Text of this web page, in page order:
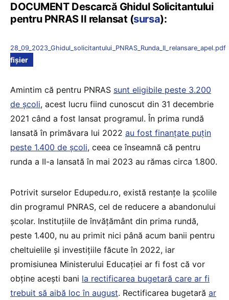
DOCUMENT Descarcă Ghidul Solicitantului
pentru PNRAS II relansat (sursa):
28_09_2023_Ghidul_solicitantului_PNRAS_Runda_II_relansare_apel.pdf
fișier
Amintim că pentru PNRAS sunt eligibile peste 3.200
de școli, acest lucru fiind cunoscut din 31 decembrie
2021 când a fost lansat programul. În prima rundă
lansată în primăvara lui 2022 au fost finanțate puțin
peste 1.400 de școli, ceea ce înseamnă că pentru
runda a II-a lansată în mai 2023 au rămas circa 1.800.
Potrivit surselor Edupedu.ro, există restanțe la școlile
din programul PNRAS, cel de reducere a abandonului
școlar. Instituțiile de învățământ din prima rundă,
peste 1.400, nu au primit nici până acum banii pentru
cheltuielile și investițiile făcute în 2022, iar
promisiunea Ministerului Educației ar fi fost că vor
obține acești bani la rectificarea bugetară care ar fi
trebuit să aibă loc în august. Rectificarea bugetară ar